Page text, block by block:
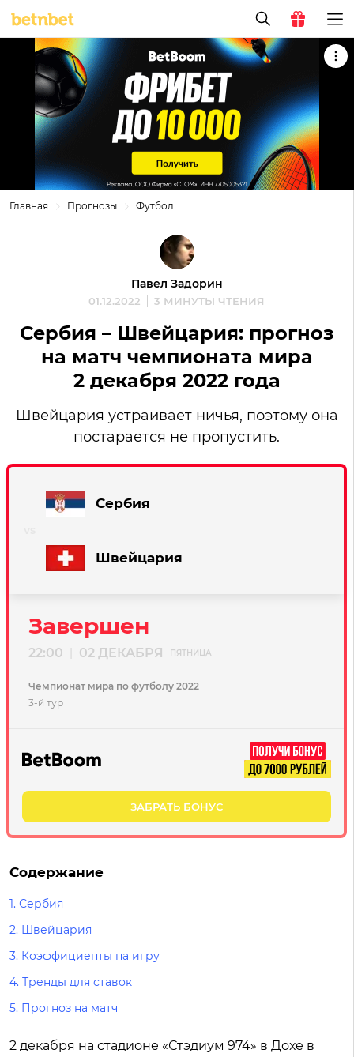
Главная Прогнозы Футбол
Павел Задорин
01.12.2022 3 МИНУТЫ ЧТЕНИЯ
Сербия – Швейцария: прогноз
на матч чемпионата мира
2 декабря 2022 года
Швейцария устраивает ничья, поэтому она
постарается не пропустить.
Сербия
Швейцария
Завершен
22:00 02 ДЕКАБРЯ ПЯТНИЦА
Чемпионат мира по футболу 2022
3-й тур
ЗАБРАТЬ БОНУС
Содержание
1. Сербия
2. Швейцария
3. Коэффициенты на игру
4. Тренды для ставок
5. Прогноз на матч
2 декабря на стадионе «Стэдиум 974» в Дохе в